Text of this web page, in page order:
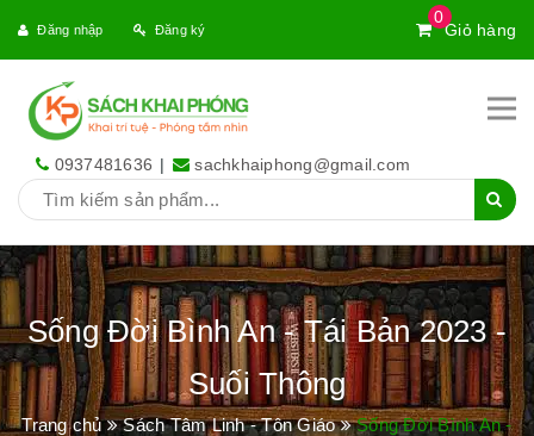
0
Giỏ hàng
Đăng nhập Đăng ký
0937481636 | sachkhaiphong@gmail.com
Sống Đời Bình An - Tái Bản 2023 -
Suối Thông
Trang chủ Sách Tâm Linh - Tôn Giáo
Sống Đời Bình An -